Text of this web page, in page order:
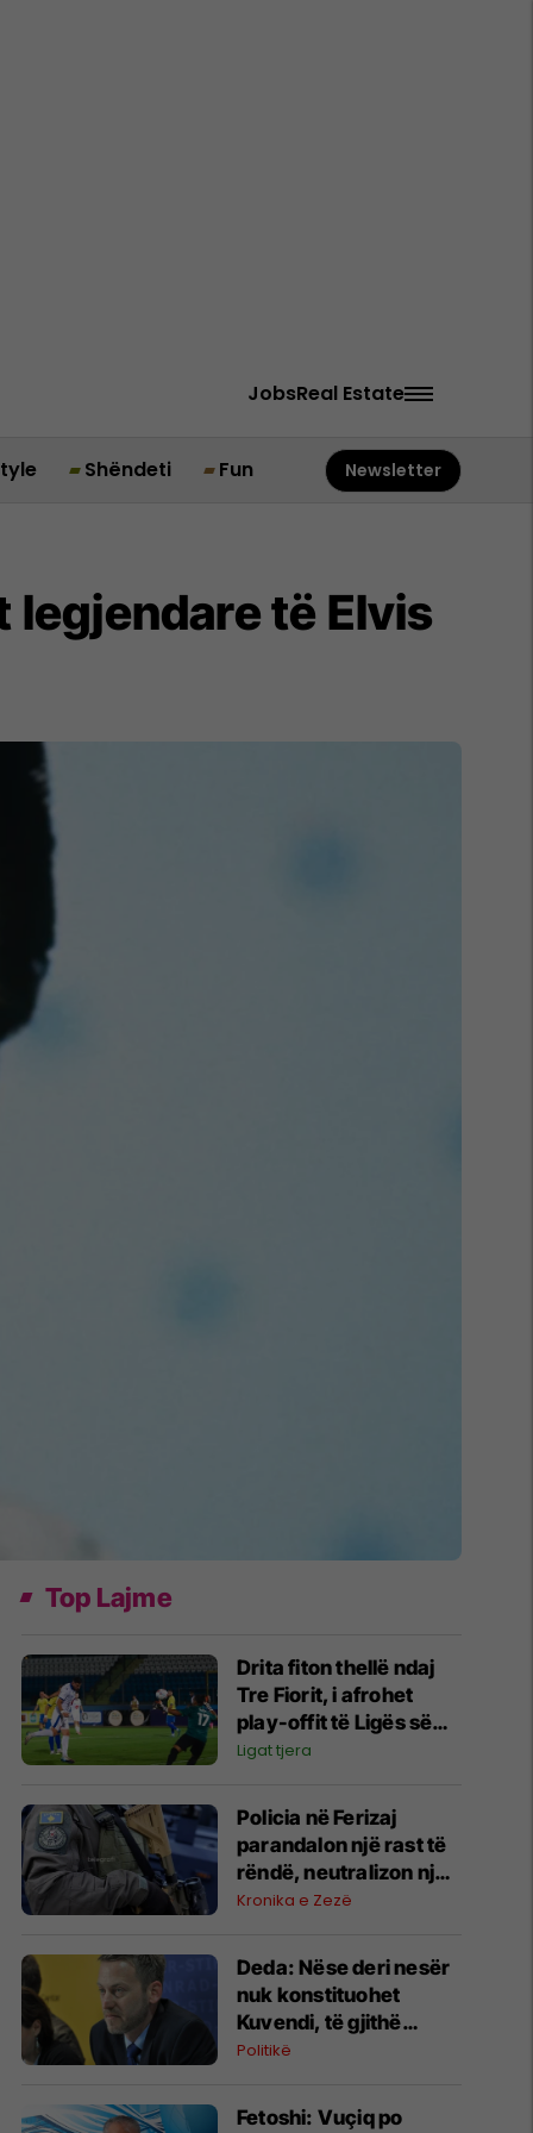
JobsReal Estate
Shëndeti Fun Newsletter
legjendare të Elvis
Top Lajme
Drita fiton thellë ndaj
Tre Fiorit, i afrohet
play-offit të Ligës së
Konferencës
Ligat tjera
Policia në Ferizaj
parandalon një rast të
rëndë, neutralizon një
31-vjeçar me armë
Kronika e Zezë
Deda: Nëse deri nesër
nuk konstituohet
Kuvendi, të gjithë
deputetët do të bëjnë
kushtetuese
Politikë
Fetoshi: Vuçiq po